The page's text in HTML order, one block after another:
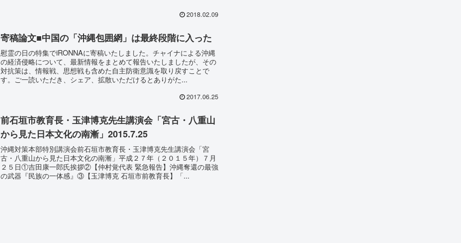
2018.02.09
寄稿論文■中国の「沖縄包囲網」は最終段階に入った
慰霊の日の特集でiRONNAに寄稿いたしました。チャイナによる沖縄
の経済侵略について、最新情報をまとめて報告いたしましたが、その
対抗策は、情報戦、思想戦も含めた自主防衛意識を取り戻すことで
す。ご一読いただき、シェア、拡散いただけるとありがた...
2017.06.25
前石垣市教育長・玉津博克先生講演会「宮古・八重山
から見た日本文化の南漸」2015.7.25
沖縄対策本部特別講演会前石垣市教育長・玉津博克先生講演会「宮
古・八重山から見た日本文化の南漸」平成２７年（２０１５年）７月
２５日①吉田康一郎氏挨拶②【仲村覚代表 緊急報告】沖縄奪還の最強
の武器『民族の一体感』③【玉津博克 石垣市前教育長】「...